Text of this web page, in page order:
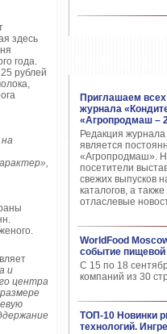
Приглашаем всех
журнала
«Агропродмаш –
Редакция
является
«Агропродмаш».
посетители
свежих выпусков
каталогов, а
отласлевые
WorldFood
событие пищевой
С 15 по 18
компаний из 30
ТОП-10 Новинки
технологий.
здесь
года.
рублей
и
центра